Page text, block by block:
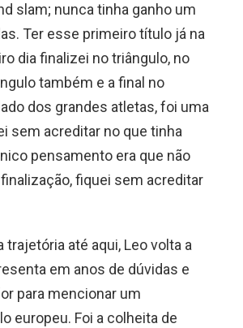
slam; nunca tinha ganho um
Ter esse primeiro título já na
dia finalizei no triângulo, no
também e a final no
dos grandes atletas, foi uma
sem acreditar no que tinha
pensamento era que não
fiquei sem acreditar
até aqui, Leo volta a
em anos de dúvidas e
para mencionar um
europeu. Foi a colheita de